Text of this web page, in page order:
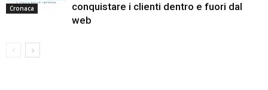
Cronaca
conquistare i clienti dentro e fuori dal
web